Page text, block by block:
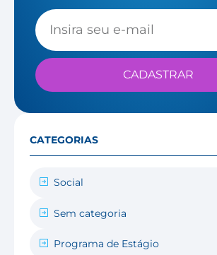
CADASTRAR
CATEGORIAS
Social
Sem categoria
Programa de Estágio